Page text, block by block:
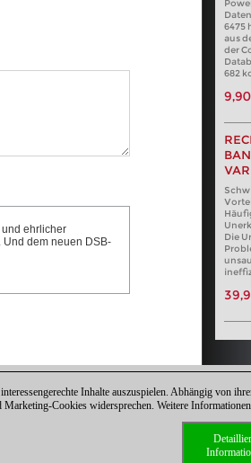
und ehrlicher
dem neuen DSB-
6475
aus
der
682
Die
Inhalte auszuspielen. Abhängig von
Cookies widersprechen. Weitere